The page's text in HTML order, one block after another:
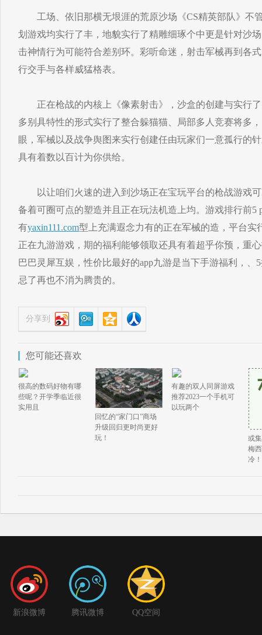
工场、依旧那横无垠涯的荒原沙场《CS精英部队》不
划游戏均实行了丰，地貌实行了精雕细琢个中更是针对沙
击神情行为可能符合差别环。彩听命迷，射击军械再到各
行交手与各样威猛格表。
正在枪战的内核上《像素射击》，沙盒的创建与实行了
多别具特性的形式实行了整合躲猫猫、局部多人竞赛将多
眼，军械以及战争舆图来实行创建任由玩家们一意孤行的
具有着数以百计为你供给。
以让咱们火速的进入到沙场正在宝玩平台的枪战游戏可
备着可圈可点的塑造并且正在玩法机造上均。游戏排行前5
有yaxin111.com型上充满遐念力有的正在军械的造，平台实
正在九游游戏，期的福利能够领取还具有着超乎你预，重
巴巴灵犀互娱，性价比最好的app九游是当下手游福利，、
忌了再也不消为腾贵的。
分享到
您可能还喜欢
很高的数码好物有哪
些呢？开学季临近很
实用且
回忆的“家门口”商场
升级回归更时尚更好
玩！
有趣的双人同屏游戏
推荐2023一个手机可
以玩两个
或
梅
冷
新浪微博 腾讯微博 QQ空间